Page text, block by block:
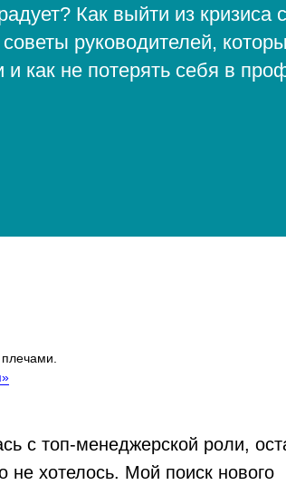
Как выйти из кризиса
руководителей,
как не потерять себя в
с топ-менеджерской роли,
не хотелось. Мой поиск нового